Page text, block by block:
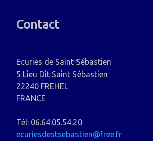
Contact
Ecuries de Saint Sébastien
5 Lieu Dit Saint Sébastien
22240 FREHEL
FRANCE
Tél: 06.64.05.54.20
ecuriesdestsebastien@free.fr